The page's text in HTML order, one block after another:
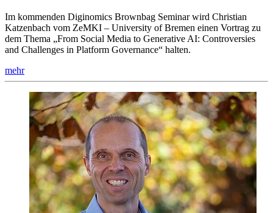
Im kommenden Diginomics Brownbag Seminar wird Christian
Katzenbach vom ZeMKI – University of Bremen einen Vortrag zu
dem Thema „From Social Media to Generative AI: Controversies
and Challenges in Platform Governance“ halten.
mehr